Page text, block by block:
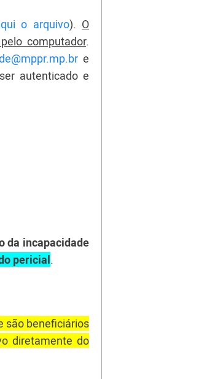
o arquivo). O
computador.
e
autenticado e
da incapacidade
pericial.
são beneficiários
diretamente do